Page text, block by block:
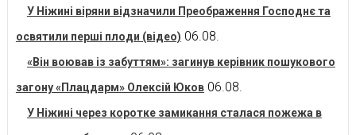
У Ніжині віряни відзначили Преображення Господнє та
освятили перші плоди (відео) 06.08.
«Він воював із забуттям»: загинув керівник пошукового
загону «Плацдарм» Олексій Юков 06.08.
У Ніжині через коротке замикання сталася пожежа в